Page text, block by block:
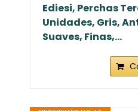
Ediesi, Perchas
Unidades, Gris,
Suaves, Finas,...